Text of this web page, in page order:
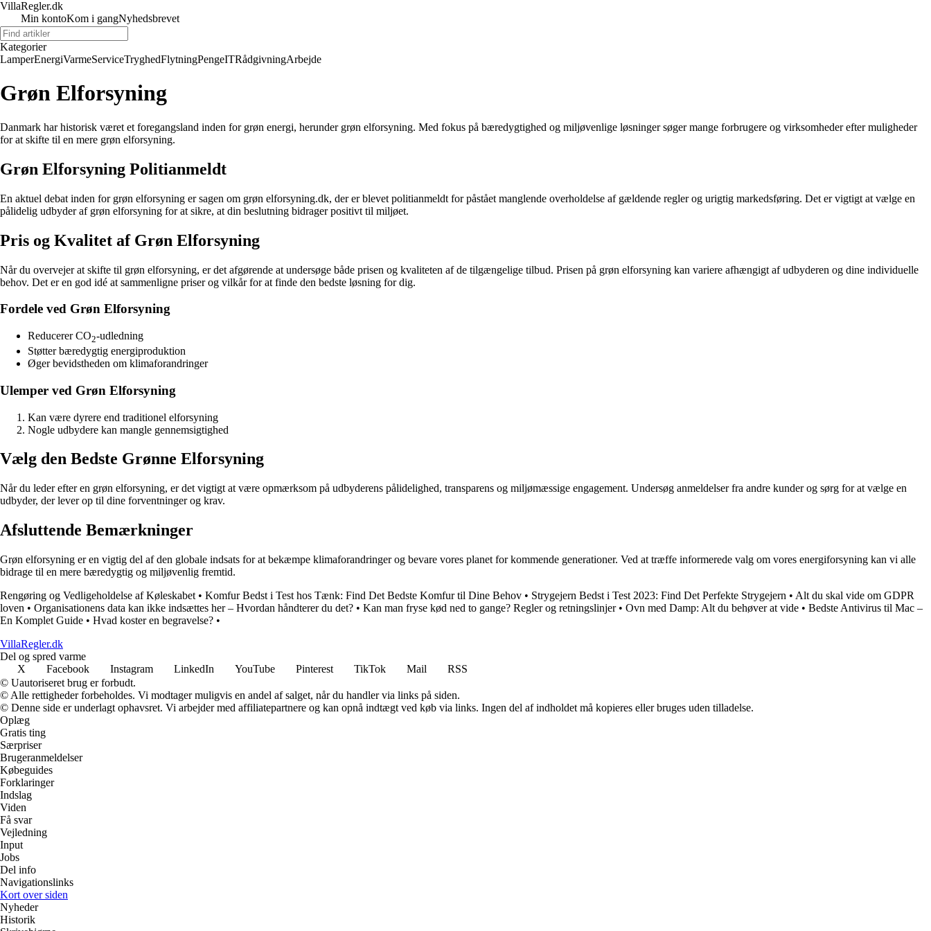
VillaRegler.dk
Min kontoKom i gangNyhedsbrevet
Kategorier
LamperEnergiVarmeServiceTryghedFlytningPengeITRådgivningArbejde
Grøn Elforsyning
Danmark har historisk været et foregangsland inden for grøn energi, herunder grøn elforsyning. Med fokus på bæredygtighed og miljøvenlige løsninger søger mange forbrugere og virksomheder efter muligheder
for at skifte til en mere grøn elforsyning.
Grøn Elforsyning Politianmeldt
En aktuel debat inden for grøn elforsyning er sagen om grøn elforsyning.dk, der er blevet politianmeldt for påstået manglende overholdelse af gældende regler og urigtig markedsføring. Det er vigtigt at vælge en
pålidelig udbyder af grøn elforsyning for at sikre, at din beslutning bidrager positivt til miljøet.
Pris og Kvalitet af Grøn Elforsyning
Når du overvejer at skifte til grøn elforsyning, er det afgørende at undersøge både prisen og kvaliteten af de tilgængelige tilbud. Prisen på grøn elforsyning kan variere afhængigt af udbyderen og dine individuelle
behov. Det er en god idé at sammenligne priser og vilkår for at finde den bedste løsning for dig.
Fordele ved Grøn Elforsyning
Reducerer CO2-udledning
Støtter bæredygtig energiproduktion
Øger bevidstheden om klimaforandringer
Ulemper ved Grøn Elforsyning
Kan være dyrere end traditionel elforsyning
Nogle udbydere kan mangle gennemsigtighed
Vælg den Bedste Grønne Elforsyning
Når du leder efter en grøn elforsyning, er det vigtigt at være opmærksom på udbyderens pålidelighed, transparens og miljømæssige engagement. Undersøg anmeldelser fra andre kunder og sørg for at vælge en
udbyder, der lever op til dine forventninger og krav.
Afsluttende Bemærkninger
Grøn elforsyning er en vigtig del af den globale indsats for at bekæmpe klimaforandringer og bevare vores planet for kommende generationer. Ved at træffe informerede valg om vores energiforsyning kan vi alle
bidrage til en mere bæredygtig og miljøvenlig fremtid.
Rengøring og Vedligeholdelse af Køleskabet • Komfur Bedst i Test hos Tænk: Find Det Bedste Komfur til Dine Behov • Strygejern Bedst i Test 2023: Find Det Perfekte Strygejern • Alt du skal vide om GDPR
loven • Organisationens data kan ikke indsættes her – Hvordan håndterer du det? • Kan man fryse kød ned to gange? Regler og retningslinjer• Ovn med Damp: Alt du behøver at vide • Bedste Antivirus til Mac –
En Komplet Guide • Hvad koster en begravelse? •
VillaRegler.dk
Del og spred varme
X
Facebook Instagram LinkedIn YouTube Pinterest TikTok Mail
RSS
© Uautoriseret brug er forbudt.
© Alle rettigheder forbeholdes. Vi modtager muligvis en andel af salget, når du handler via links på siden.
© Denne side er underlagt ophavsret. Vi arbejder med affiliatepartnere og kan opnå indtægt ved køb via links. Ingen del af indholdet må kopieres eller bruges uden tilladelse.
Oplæg
Gratis ting
Særpriser
Brugeranmeldelser
Købeguides
Forklaringer
Indslag
Viden
Få svar
Vejledning
Input
Jobs
Del info
Navigationslinks
Kort over siden
Nyheder
Historik